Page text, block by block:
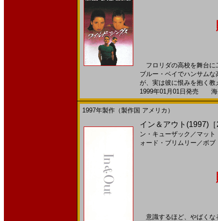
フロリダの高校を舞台に
ブルー・ベイでハンサム
が、実は彼に恨みを抱く
1999年01月01日発売 海
1997年製作（製作国 アメリカ）
イン＆アウト(1997)
ン・キューザック ／ マット
ォード・ブリムリー ／ボブ
意識するほど、やばくな